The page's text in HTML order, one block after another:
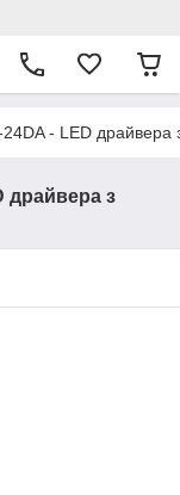
- LED драйвера
драйвера з